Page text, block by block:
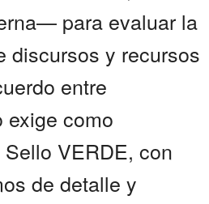
para evaluar la
discursos y recursos
entre
exige como
VERDE, con
de detalle y